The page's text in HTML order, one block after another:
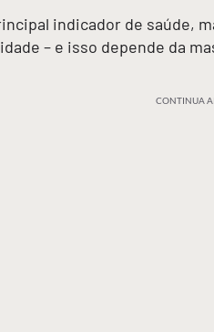
indicador de saúde,
– e isso depende da
CONTINUA